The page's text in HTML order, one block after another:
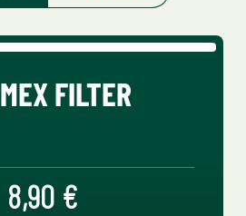
FILTER
Regulärer Preis:
8,90 €